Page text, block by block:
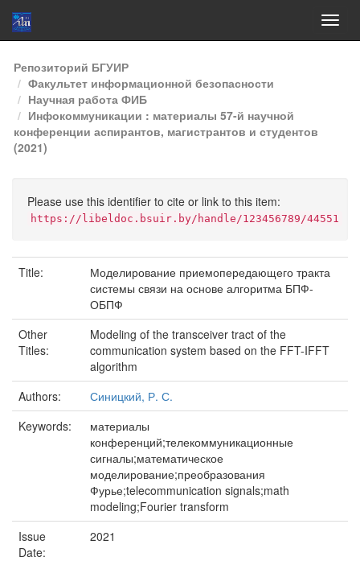
Skip
navigation
Репозиторий БГУИР
Факультет информационной безопасности
Научная работа ФИБ
Инфокоммуникации : материалы 57-й научной
конференции аспирантов, магистрантов и студентов
(2021)
Please use this identifier to cite or link to this item:
https://libeldoc.bsuir.by/handle/123456789/44551
Title:
Моделирование приемопередающего тракта
системы связи на основе алгоритма БПФ-
ОБПФ
Other
Titles:
Modeling of the transceiver tract of the
communication system based on the FFT-IFFT
algorithm
Authors:
Синицкий, Р. С.
Keywords:
материалы
конференций;телекоммуникационные
сигналы;математическое
моделирование;преобразования
Фурье;telecommunication signals;math
modeling;Fourier transform
Issue
Date:
2021